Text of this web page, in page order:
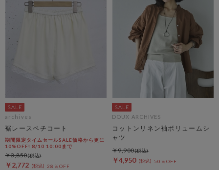
archives
裾レースペチコート
期間限定タイムセールSALE価格から更に
10%OFF! 8/10 10:00まで
￥2,772 28％OFF
￥3,850
DOUX ARCHIVES
コットンリネン袖ボリュームシ
ャツ
￥4,950 50％OFF
￥9,900